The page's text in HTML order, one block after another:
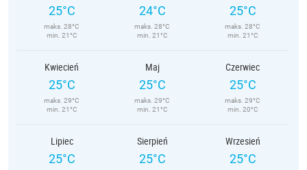
25°C
maks. 28°C
min. 21°C
24°C
maks. 28°C
min. 21°C
25°C
maks. 28°C
min. 21°C
Kwiecień
25°C
maks. 29°C
min. 21°C
Maj
25°C
maks. 29°C
min. 21°C
Czerwiec
25°C
maks. 29°C
min. 20°C
Lipiec
25°C
Sierpień
25°C
Wrzesień
25°C